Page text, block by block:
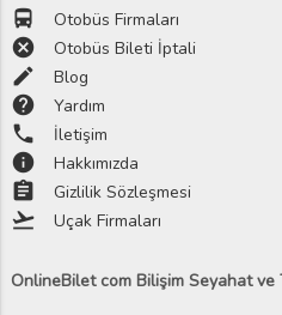
directions_bus Otobüs Firmaları
cancel Otobüs Bileti İptali
edit Blog
help Yardım
phone İletişim
info Hakkımızda
assignment Gizlilik Sözleşmesi
flight_takeoff Uçak Firmaları
OnlineBilet com Bilişim Seyahat ve